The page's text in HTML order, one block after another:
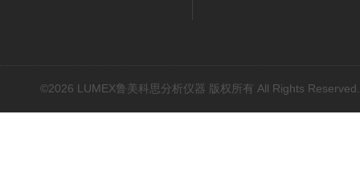
©2026 LUMEX鲁美科思分析仪器 版权所有 All Rights